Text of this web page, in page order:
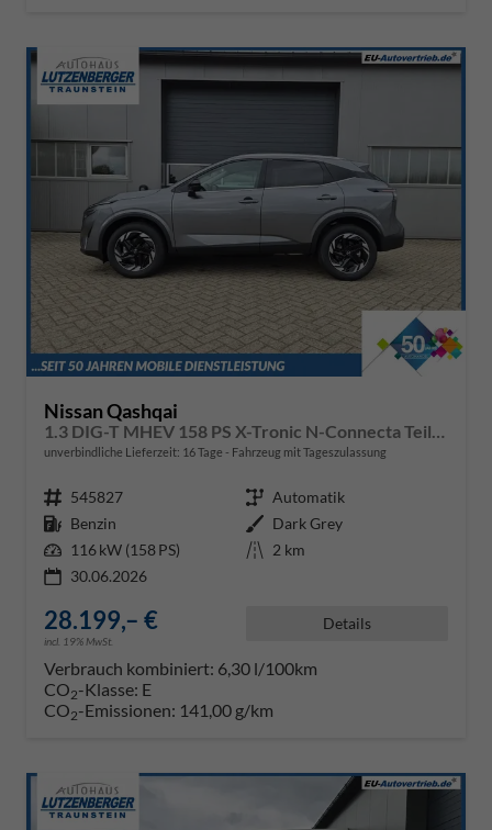
Nissan Qashqai
unverbindliche Lieferzeit: 16 Tage Fahrzeug mit Tageszulassung
Fahrzeugnr. 545827 Getriebe Automatik
Kraftstoff Benzin Außenfarbe Dark Grey
Leistung 116 kW (158 PS) Kilometerstand 2 km
30.06.2026
28.199,– €
incl. 19% MwSt.
Details
Verbrauch kombiniert: 6,30 l/100km
CO2-Klasse: E
CO2-Emissionen: 141,00 g/km